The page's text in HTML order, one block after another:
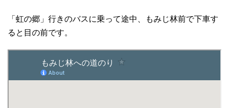
「虹の郷」行きのバスに乗って途中、もみじ林前で下車す
ると目の前です。